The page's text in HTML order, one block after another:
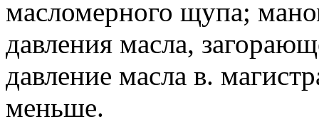
масломерного щупа;
давления масла,
давление масла в.
меньше.